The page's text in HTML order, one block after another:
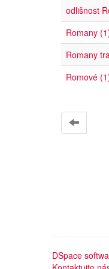
odlišnost
Romany
Romany
Romové
DSpace